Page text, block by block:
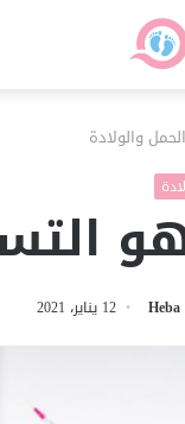
الحمل والولادة
Heba 12 يناير، 2021